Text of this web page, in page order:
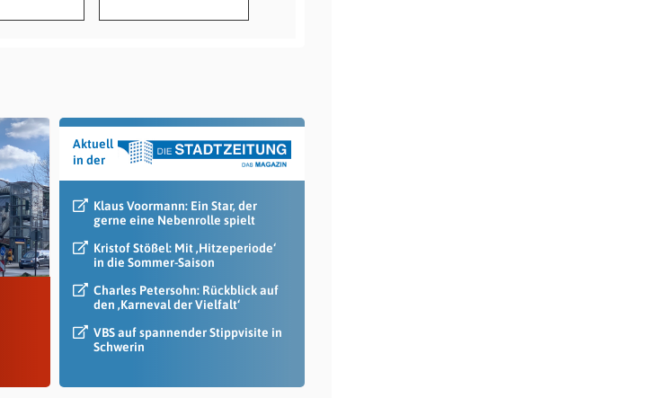
Aktuell
in der
Klaus Voormann: Ein Star, der
gerne eine Nebenrolle spielt
Kristof Stößel: Mit ‚Hitzeperiode‘
in die Sommer-Saison
Charles Petersohn: Rückblick auf
den ‚Karneval der Vielfalt‘
VBS auf spannender Stippvisite in
Schwerin